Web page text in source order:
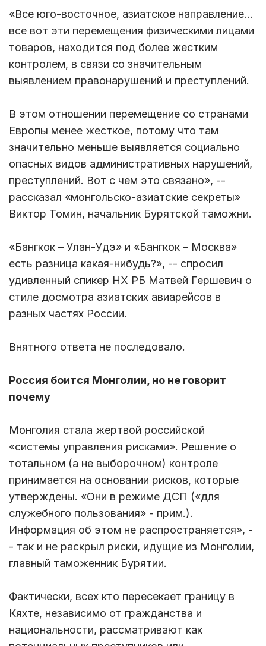
«Все юго-восточное, азиатское направление…
все вот эти перемещения физическими лицами
товаров, находится под более жестким
контролем, в связи со значительным
выявлением правонарушений и преступлений.
В этом отношении перемещение со странами
Европы менее жесткое, потому что там
значительно меньше выявляется социально
опасных видов административных нарушений,
преступлений. Вот с чем это связано», --
рассказал «монгольско-азиатские секреты»
Виктор Томин, начальник Бурятской таможни.
«Бангкок – Улан-Удэ» и «Бангкок – Москва»
есть разница какая-нибудь?», -- спросил
удивленный спикер НХ РБ Матвей Гершевич о
стиле досмотра азиатских авиарейсов в
разных частях России.
Внятного ответа не последовало.
Россия боится Монголии, но не говорит
почему
Монголия стала жертвой российской
«системы управления рисками». Решение о
тотальном (а не выборочном) контроле
принимается на основании рисков, которые
утверждены. «Они в режиме ДСП («для
служебного пользования» - прим.).
Информация об этом не распространяется», -
- так и не раскрыл риски, идущие из Монголии,
главный таможенник Бурятии.
Фактически, всех кто пересекает границу в
Кяхте, независимо от гражданства и
национальности, рассматривают как